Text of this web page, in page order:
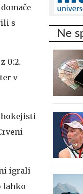
s
0:2.
v
hokejisti
igrali
lahko
Ne